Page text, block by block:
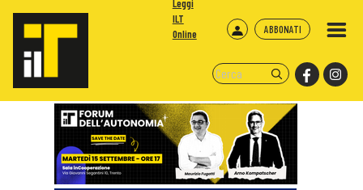
ABBONATI
Leggi
ILT
Online